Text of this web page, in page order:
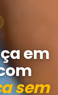
em
sem